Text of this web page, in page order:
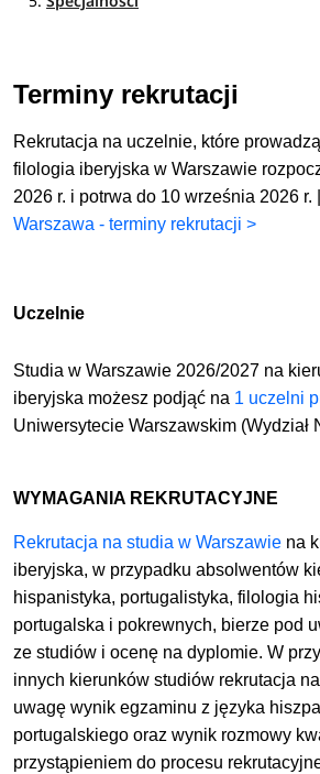
Terminy rekrutacji
Rekrutacja na uczelnie, które
filologia iberyjska w Warszawie
2026 r. i potrwa do 10 września 2026 r. |
Warszawa - terminy rekrutacji >
Uczelnie
Studia w Warszawie 2026/2027 na
iberyjska możesz podjąć na 1 uczelni
Uniwersytecie Warszawskim (Wydział
WYMAGANIA REKRUTACYJNE
Rekrutacja na studia w Warszawie na
iberyjska, w przypadku absolwentów
hispanistyka, portugalistyka, filologia
portugalska i pokrewnych, bierze pod
ze studiów i ocenę na dyplomie. W
innych kierunków studiów rekrutacja
uwagę wynik egzaminu z języka
portugalskiego oraz wynik rozmowy
przystąpieniem do procesu